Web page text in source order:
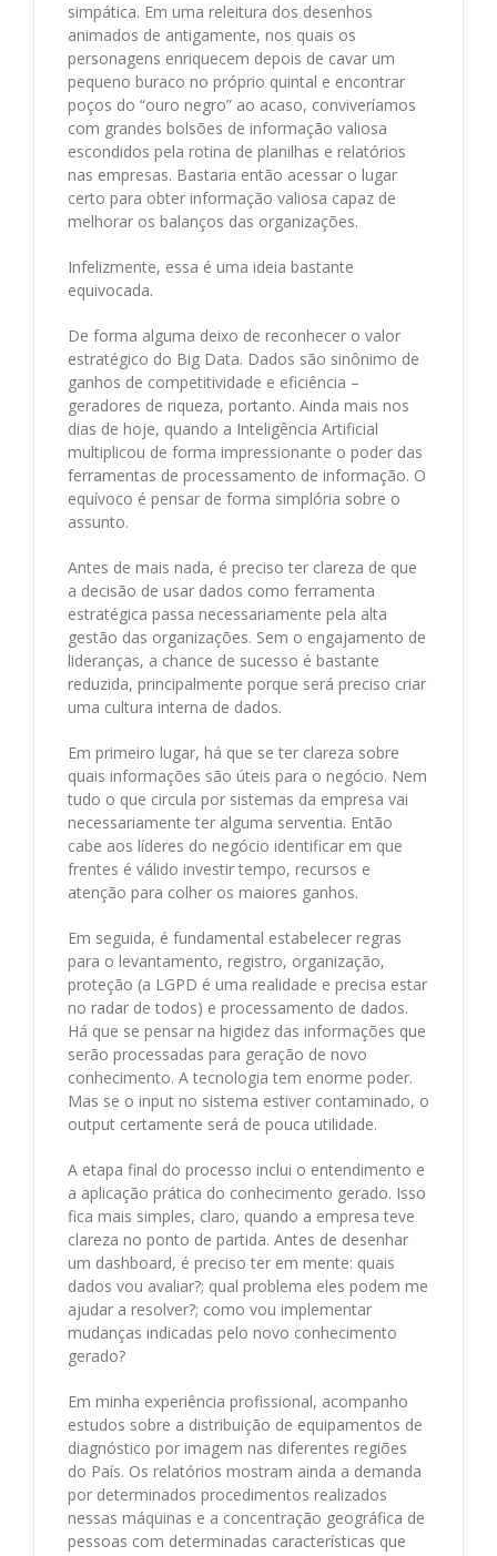
simpática. Em uma releitura dos desenhos
animados de antigamente, nos quais os
personagens enriquecem depois de cavar um
pequeno buraco no próprio quintal e encontrar
poços do “ouro negro” ao acaso, conviveríamos
com grandes bolsões de informação valiosa
escondidos pela rotina de planilhas e relatórios
nas empresas. Bastaria então acessar o lugar
certo para obter informação valiosa capaz de
melhorar os balanços das organizações.
Infelizmente, essa é uma ideia bastante
equivocada.
De forma alguma deixo de reconhecer o valor
estratégico do Big Data. Dados são sinônimo de
ganhos de competitividade e eficiência –
geradores de riqueza, portanto. Ainda mais nos
dias de hoje, quando a Inteligência Artificial
multiplicou de forma impressionante o poder das
ferramentas de processamento de informação. O
equívoco é pensar de forma simplória sobre o
assunto.
Antes de mais nada, é preciso ter clareza de que
a decisão de usar dados como ferramenta
estratégica passa necessariamente pela alta
gestão das organizações. Sem o engajamento de
lideranças, a chance de sucesso é bastante
reduzida, principalmente porque será preciso criar
uma cultura interna de dados.
Em primeiro lugar, há que se ter clareza sobre
quais informações são úteis para o negócio. Nem
tudo o que circula por sistemas da empresa vai
necessariamente ter alguma serventia. Então
cabe aos líderes do negócio identificar em que
frentes é válido investir tempo, recursos e
atenção para colher os maiores ganhos.
Em seguida, é fundamental estabelecer regras
para o levantamento, registro, organização,
proteção (a LGPD é uma realidade e precisa estar
no radar de todos) e processamento de dados.
Há que se pensar na higidez das informações que
serão processadas para geração de novo
conhecimento. A tecnologia tem enorme poder.
Mas se o input no sistema estiver contaminado, o
output certamente será de pouca utilidade.
A etapa final do processo inclui o entendimento e
a aplicação prática do conhecimento gerado. Isso
fica mais simples, claro, quando a empresa teve
clareza no ponto de partida. Antes de desenhar
um dashboard, é preciso ter em mente: quais
dados vou avaliar?; qual problema eles podem me
ajudar a resolver?; como vou implementar
mudanças indicadas pelo novo conhecimento
gerado?
Em minha experiência profissional, acompanho
estudos sobre a distribuição de equipamentos de
diagnóstico por imagem nas diferentes regiões
do País. Os relatórios mostram ainda a demanda
por determinados procedimentos realizados
nessas máquinas e a concentração geográfica de
pessoas com determinadas características que